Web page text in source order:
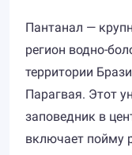
Пантанал —
регион водно-
территории
Парагвая. Этот
заповедник в
включает пойму